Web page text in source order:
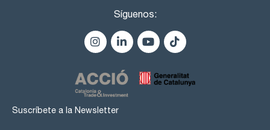
Síguenos:
Suscríbete a la Newsletter